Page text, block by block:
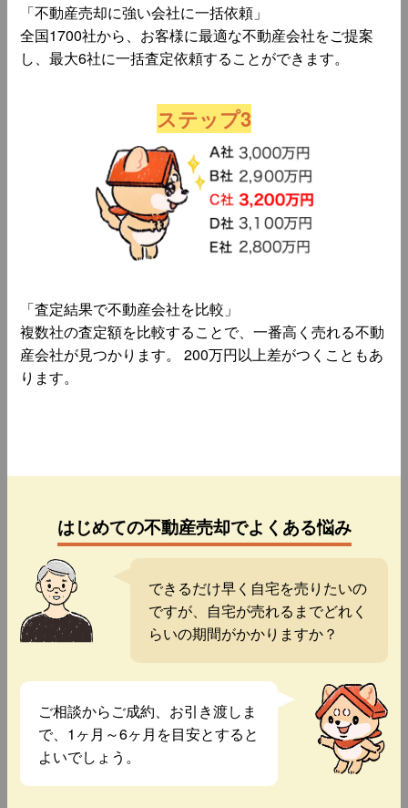
「不動産売却に強い会社に一括依頼」
全国1700社から、お客様に最適な不動産会社をご提案
し、最大6社に一括査定依頼することができます。
ステップ3
「査定結果で不動産会社を比較」
複数社の査定額を比較することで、一番高く売れる不動
産会社が見つかります。 200万円以上差がつくこともあ
ります。
はじめての不動産売却でよくある悩み
できるだけ早く自宅を売りたいの
ですが、自宅が売れるまでどれく
らいの期間がかかりますか？
ご相談からご成約、お引き渡しま
で、1ヶ月～6ヶ月を目安とすると
よいでしょう。